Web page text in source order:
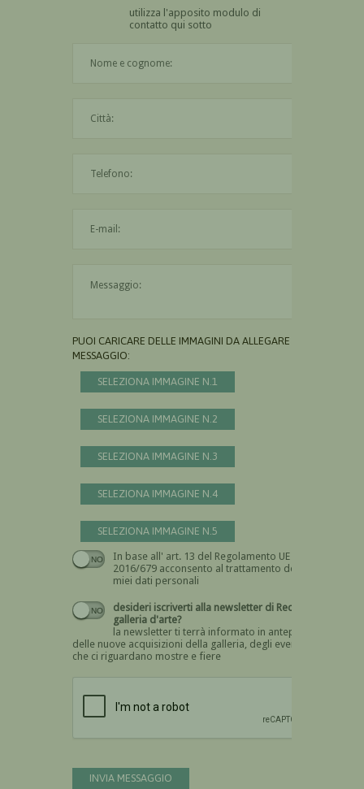
utilizza l'apposito modulo di
contatto qui sotto
PUOI CARICARE DELLE IMMAGINI DA ALLEGARE AL
MESSAGGIO:
SELEZIONA IMMAGINE N.1
SELEZIONA IMMAGINE N.2
SELEZIONA IMMAGINE N.3
SELEZIONA IMMAGINE N.4
SELEZIONA IMMAGINE N.5
In base all' art. 13 del Regolamento UE n.
2016/679 acconsento al trattamento dei
miei dati personali
Devi dare il consenso
desideri iscriverti alla newsletter di Recta
galleria d'arte?
la newsletter ti terrà informato in anteprima
delle nuove acquisizioni della galleria, degli eventi
che ci riguardano mostre e fiere
INVIA MESSAGGIO